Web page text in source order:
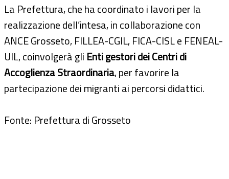
La Prefettura, che ha coordinato i lavori per la
realizzazione dell’intesa, in collaborazione con
ANCE Grosseto, FILLEA-CGIL, FICA-CISL e FENEAL-
UIL, coinvolgerà gli Enti gestori dei Centri di
Accoglienza Straordinaria, per favorire la
partecipazione dei migranti ai percorsi didattici.
Fonte: Prefettura di Grosseto